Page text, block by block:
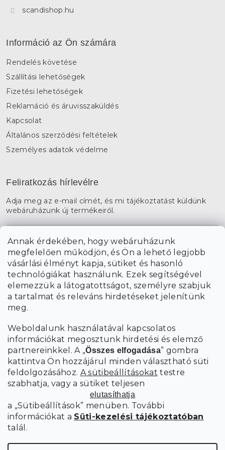
Annak érdekében, hogy webáruházunk
megfelelően működjön, és Ön a lehető legjobb
vásárlási élményt kapja, sütiket és hasonló
technológiákat használunk. Ezek segítségével
elemezzük a látogatottságot, személyre szabjuk
a tartalmat és releváns hirdetéseket jelenítünk
meg.
Weboldalunk használatával kapcsolatos
információkat megosztunk hirdetési és elemző
partnereinkkel. A „Összes elfogadása” gombra
kattintva Ön hozzájárul minden választható süti
feldolgozásához. A sütibeállításokat testre
szabhatja, vagy a sütiket teljesen
elutasíthatja
a „Sütibeállítások” menüben. További
információkat a Süti-kezelési tájékoztatóban
talál.
scandishop.hu
Információ az Ön számára
Rendelés követése
Szállítási lehetőségek
Fizetési lehetőségek
Reklamáció és áruvisszaküldés
Kapcsolat
Általános szerződési feltételek
Személyes adatok védelme
Feliratkozás hírlevélre
Adja meg az e-mail címét, és mi tájékoztatást küldünk
webáruházunk új termékeiről.
A hírlevelekre való feliratkozással egyetérteka személyes
adatok feldolgozásával.
FELIRATKOZÁS